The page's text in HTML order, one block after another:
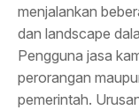
menjalankan
dan landscape
Pengguna jasa
perorangan
pemerintah.